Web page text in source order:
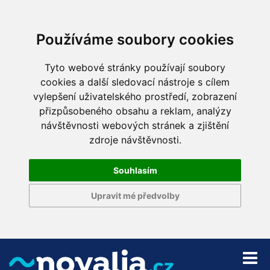
Používáme soubory cookies
Tyto webové stránky používají soubory
cookies a další sledovací nástroje s cílem
vylepšení uživatelského prostředí, zobrazení
přizpůsobeného obsahu a reklam, analýzy
návštěvnosti webových stránek a zjištění
zdroje návštěvnosti.
Souhlasím
Upravit mé předvolby